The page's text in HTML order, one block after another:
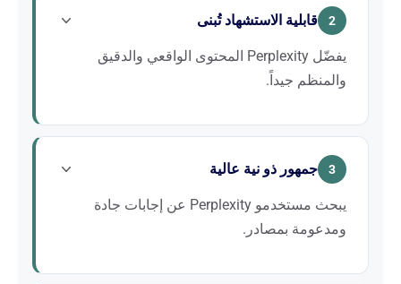
فيها يعني اكتساب السلطة واستقطاب زوار مؤهلين.
قابلية الاستشهاد تُبنى
يفضّل Perplexity المحتوى الواقعي والدقيق
والمنظم جيداً.
نادراً ما يُستشهد بالمحتوى الغامض أو الترويجي. يتمثل
واعتمادها كمرجع.
جمهور ذو نية عالية
يبحث مستخدمو Perplexity عن إجابات جادة
ومدعومة بمصادر.
إنه جمهور مؤهل، غالباً مهني. الاستشهاد به له قيمة تجارية